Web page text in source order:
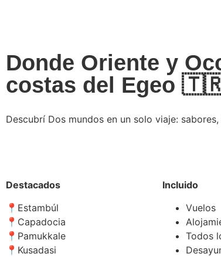
Donde Oriente y
costas del Egeo
Descubrí Dos mundos en un solo viaje:
Destacados
​📍​Estambúl
📍Capadocia
📍Pamukkale
📍Kusadasi
Incluido
Vuelos
Todos